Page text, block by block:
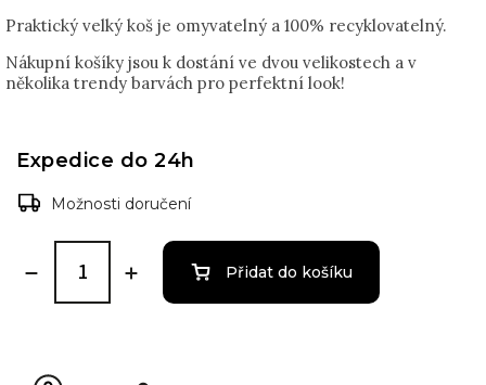
Praktický velký koš je omyvatelný a 100% recyklovatelný.
Nákupní košíky jsou k dostání ve dvou velikostech a v
několika trendy barvách pro perfektní look!
Expedice do 24h
Možnosti doručení
Přidat do košíku